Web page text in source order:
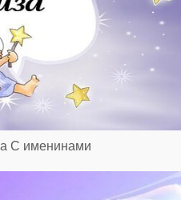
С именинами